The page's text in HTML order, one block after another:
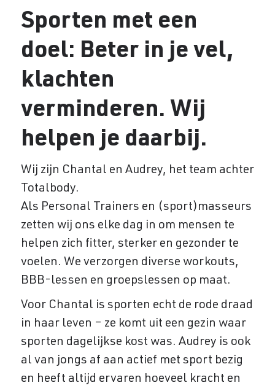
Sporten met een
doel: Beter in je vel,
klachten
verminderen. Wij
helpen je daarbij.
Wij zijn Chantal en Audrey, het team achter
Totalbody.
Als Personal Trainers en (sport)masseurs
zetten wij ons elke dag in om mensen te
helpen zich fitter, sterker en gezonder te
voelen. We verzorgen diverse workouts,
BBB-lessen en groepslessen op maat.
Voor Chantal is sporten echt de rode draad
in haar leven – ze komt uit een gezin waar
sporten dagelijkse kost was. Audrey is ook
al van jongs af aan actief met sport bezig
en heeft altijd ervaren hoeveel kracht en